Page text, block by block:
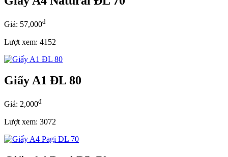
Giá: 57,000đ
Lượt xem: 4152
Giấy A1 ĐL 80
Giá: 2,000đ
Lượt xem: 3072